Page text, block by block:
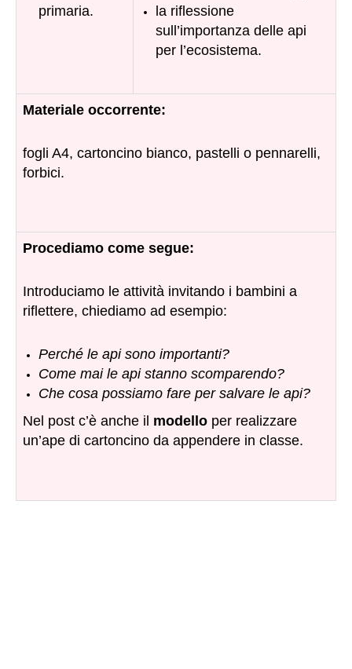
primaria.
la riflessione
sull’importanza delle api
per l’ecosistema.
Materiale occorrente:
fogli A4, cartoncino bianco, pastelli o pennarelli,
forbici.
Procediamo come segue:
Introduciamo le attività invitando i bambini a
riflettere, chiediamo ad esempio:
Perché le api sono importanti?
Come mai le api stanno scomparendo?
Che cosa possiamo fare per salvare le api?
Nel post c’è anche il modello per realizzare
un’ape di cartoncino da appendere in classe.